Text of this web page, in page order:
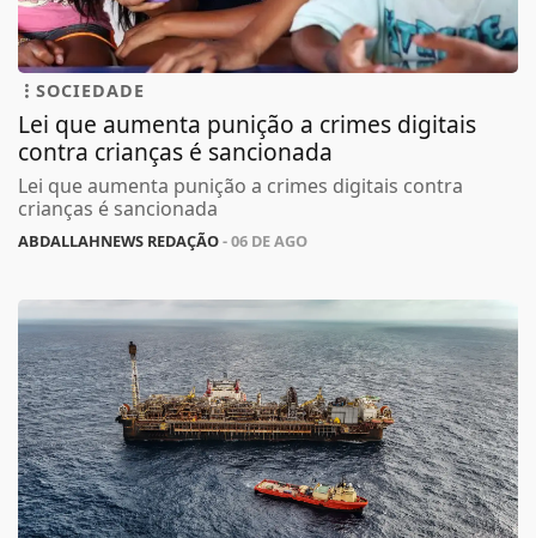
SOCIEDADE
Lei que aumenta punição a crimes digitais
contra crianças é sancionada
Lei que aumenta punição a crimes digitais contra
crianças é sancionada
ABDALLAHNEWS REDAÇÃO- 06 DE AGO